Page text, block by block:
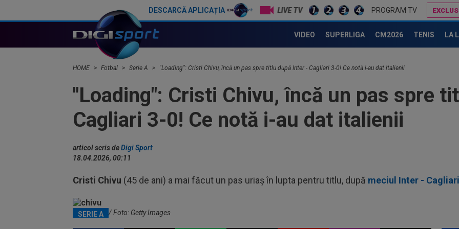
DESCARCĂ APLICAȚIA LIVE TV PROGRAM TV
VIDEO SUPERLIGA CM2026 TENIS LA
HOME Fotbal Serie A "Loading": Cristi Chivu, încă un pas spre titlu după Inter - Cagliari 3-0! Ce notă i-au dat italienii
"Loading": Cristi Chivu, încă un pas spre
Cagliari 3-0! Ce notă i-au dat italienii
articol scris deDigi Sport
18.04.2026, 00:11
Cristi Chivu (45 de ani) a mai făcut un pas uriaș în lupta pentru titlu, după meciul Inter -
SERIE A
Cristi Chivu / Foto: Getty Images
cu...